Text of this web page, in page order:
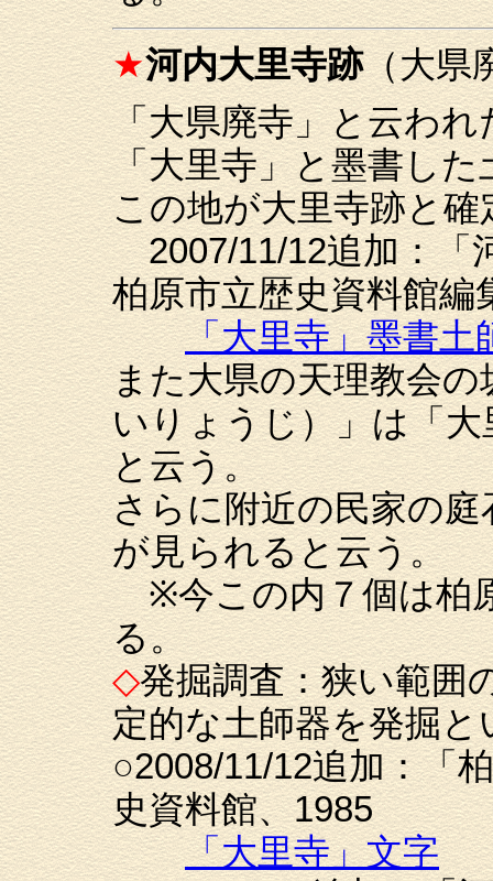
★河内大里寺跡（大県
「大県廃寺」と云わ
「大里寺」と墨書し
この地が大里寺跡と確
2007/11/12追加：「
柏原市立歴史資料館
「大里寺」墨書土
また大県の天理教会
いりょうじ）」は「
と云う。
さらに附近の民家の
が見られると云う。
※今この内７個は柏
る。
◇発掘調査：狭い範囲
定的な土師器を発掘
○2008/11/12追加：「
史資料館、1985
「大里寺」文字